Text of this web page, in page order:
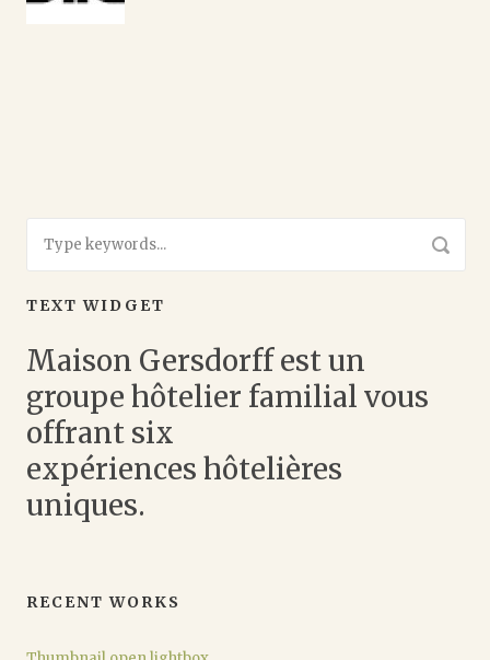
TEXT WIDGET
Maison Gersdorff est un
groupe hôtelier familial vous
offrant six
expériences hôtelières
uniques.
RECENT WORKS